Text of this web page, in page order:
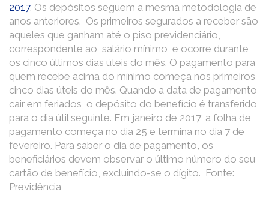
2017. Os depósitos seguem a mesma metodologia de
anos anteriores. Os primeiros segurados a receber são
aqueles que ganham até o piso previdenciário,
correspondente ao salário mínimo, e ocorre durante
os cinco últimos dias úteis do mês. O pagamento para
quem recebe acima do mínimo começa nos primeiros
cinco dias úteis do mês. Quando a data de pagamento
cair em feriados, o depósito do benefício é transferido
para o dia útil seguinte. Em janeiro de 2017, a folha de
pagamento começa no dia 25 e termina no dia 7 de
fevereiro. Para saber o dia de pagamento, os
beneficiários devem observar o último número do seu
cartão de benefício, excluindo-se o dígito. Fonte:
Previdência